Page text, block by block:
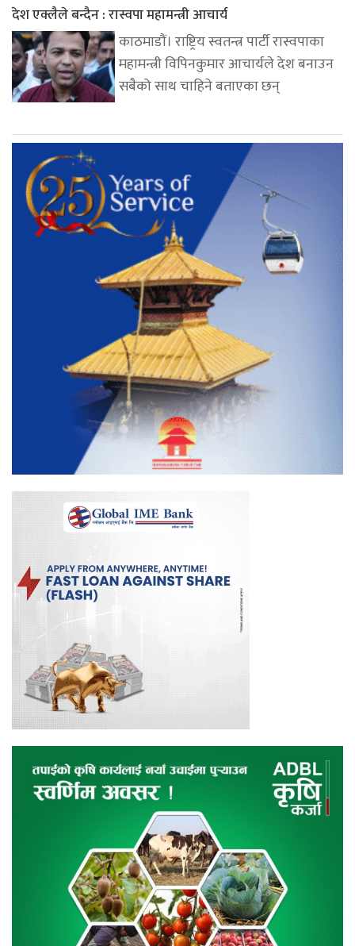
देश एक्लैले बन्दैन : रास्वपा महामन्त्री आचार्य
काठमाडौं। राष्ट्रिय स्वतन्त्र पार्टी रास्वपाका
महामन्त्री विपिनकुमार आचार्यले देश बनाउन
सबैको साथ चाहिने बताएका छन्